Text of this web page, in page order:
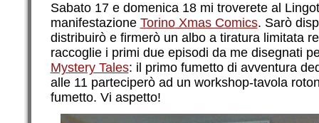
Sabato 17 e domenica 18 mi troverete al
manifestazione Torino Xmas Comics. Sarò
distribuirò e firmerò un albo a tiratura limitata
raccoglie i primi due episodi da me disegnati
Mystery Tales: il primo fumetto di avventura
alle 11 parteciperò ad un workshop-tavola
fumetto. Vi aspetto!